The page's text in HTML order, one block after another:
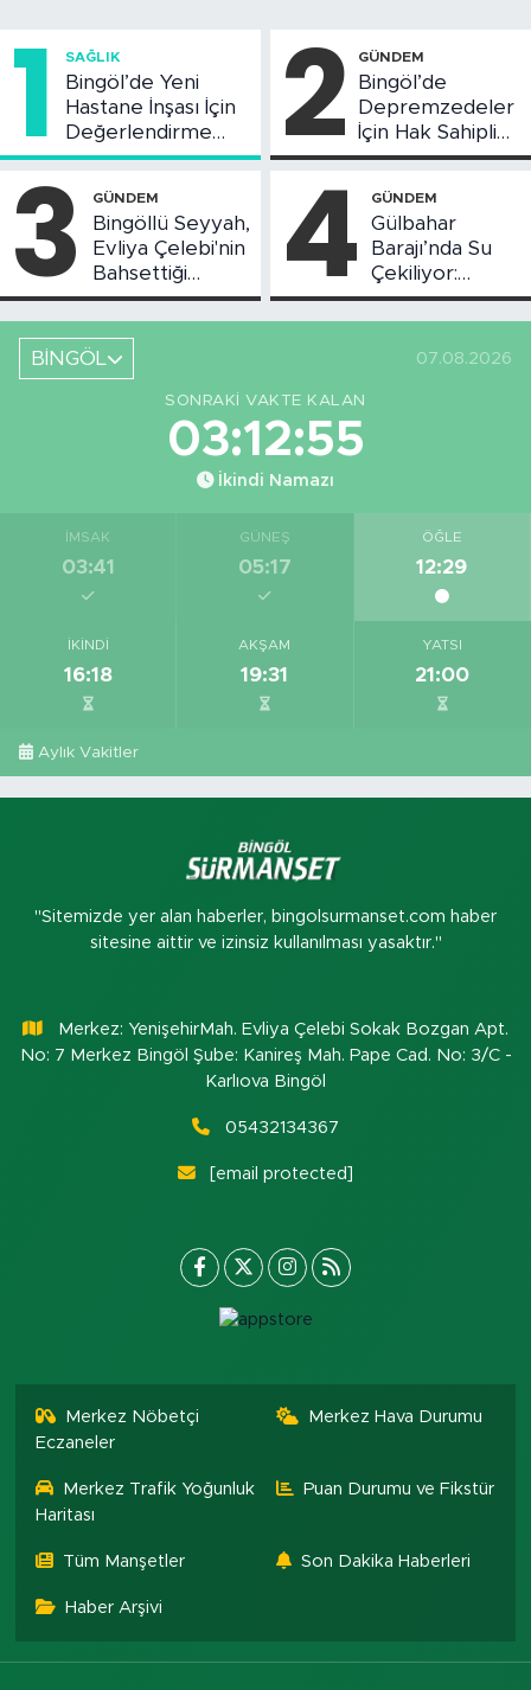
1 SAĞLIK
Bingöl’de Yeni
Hastane İnşası İçin
Değerlendirme
Toplantısı Yapıldı
2 GÜNDEM
Bingöl’de
Depremzedeler
İçin Hak Sahipliği
Askı Süreci
3 GÜNDEM
Bingöllü Seyyah,
Evliya Çelebi'nin
Bahsettiği
Bingöl'deki O
Yeri Görüntüledi
4 GÜNDEM
Gülbahar
Barajı’nda Su
Çekiliyor:
Piknikçi Sayısı
Azaldı
BİNGÖL
07.08.2026
SONRAKI VAKTE KALAN
03:12:54
İkindi Namazı
İMSAK
03:41
GÜNEŞ
05:17
ÖĞLE
12:29
İKINDI
16:18
AKŞAM
19:31
YATSI
21:00
Aylık Vakitler
"Sitemizde yer alan haberler, bingolsurmanset.com haber
sitesine aittir ve izinsiz kullanılması yasaktır."
Merkez: YenişehirMah. Evliya Çelebi Sokak Bozgan Apt.
No: 7 Merkez Bingöl Şube: Kanireş Mah. Pape Cad. No: 3/C -
Karlıova Bingöl
05432134367
[email protected]
Merkez Nöbetçi
Eczaneler
Merkez Hava Durumu
Merkez Trafik Yoğunluk
Haritası
Puan Durumu ve Fikstür
Tüm Manşetler Son Dakika Haberleri
Haber Arşivi